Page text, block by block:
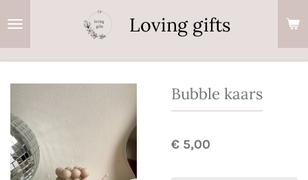
hoofdinhoud
Loving gifts
Bubble kaars
€ 5,00